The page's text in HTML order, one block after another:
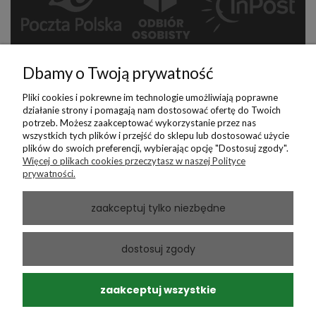
Płatności
Realizacja:Sklepy internetowe Brand ActiveOprogramowanie:
Dbamy o Twoją prywatność
Pliki cookies i pokrewne im technologie umożliwiają poprawne
działanie strony i pomagają nam dostosować ofertę do Twoich
potrzeb. Możesz zaakceptować wykorzystanie przez nas
wszystkich tych plików i przejść do sklepu lub dostosować użycie
plików do swoich preferencji, wybierając opcję "Dostosuj zgody".
Więcej o plikach cookies przeczytasz w naszej Polityce
prywatności.
zaakceptuj tylko niezbędne
dostosuj zgody
zaakceptuj wszystkie